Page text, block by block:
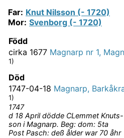
Kontakt
Far: Knut Nilsson (- 1720)
Mor: Svenborg (- 1720)
Född
cirka 1677 Magnarp nr 1,
1)
Död
1747-04-18 Magnarp,
1)
1747
d 18 April dödde CLemmet Knuts-
son i Magnarp. Beg: dom: 5ta
Post Pasch: deß ålder war 70 åhr